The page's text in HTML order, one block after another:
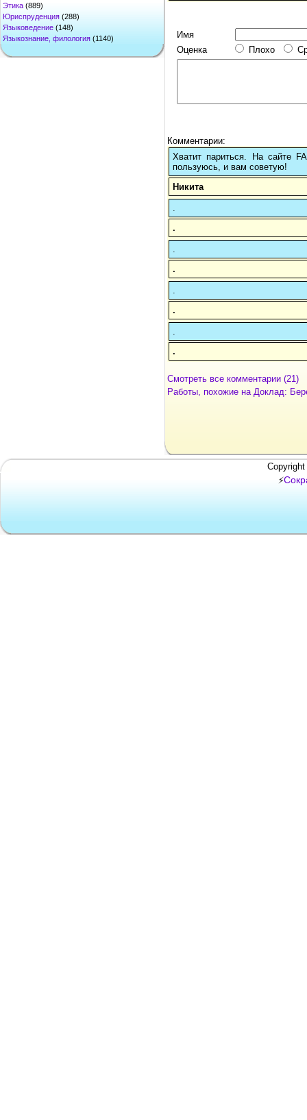
Этика (889)
Юриспруденция (288)
Языковедение (148)
Языкознание, филология (1140)
Имя
Оценка
Плохо
Комментарии:
Хватит париться. На сайте
пользуюсь, и вам советую!
Никита
.
.
.
.
Смотреть все комментарии (21)
Работы, похожие на Доклад:
⚡